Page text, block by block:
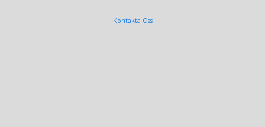
Kontakta Oss